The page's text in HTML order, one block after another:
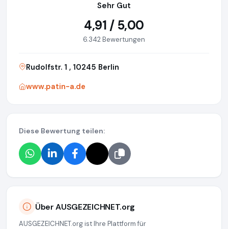
Sehr Gut
4,91 / 5,00
6.342 Bewertungen
Rudolfstr. 1 , 10245 Berlin
www.patin-a.de
Diese Bewertung teilen:
Über AUSGEZEICHNET.org
AUSGEZEICHNET.org ist Ihre Plattform für